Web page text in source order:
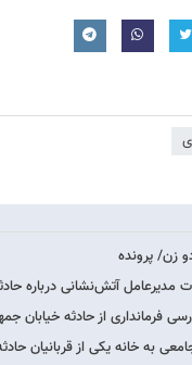
زن/ پرونده
آتش‌نشانی درباره حادثه خیابان جمهوری/
فرمانداری از حادثه
به خانه یکی از قربانیان